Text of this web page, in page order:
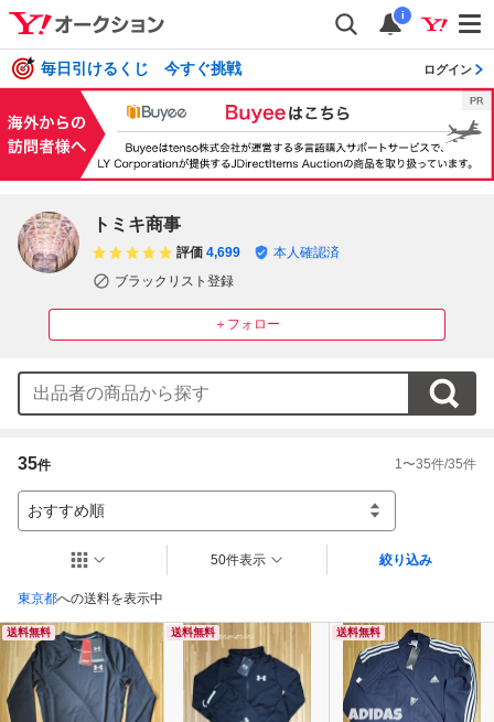
i
毎日引けるくじ 今すぐ挑戦 ログイン
トミキ商事
＋フォロー
評価 4,699
本人確認済
ブラックリスト登録
35件 1 〜35件/35件
おすすめ順
東京都への送料を表示中
50件表示 絞り込み
送料無料 送料無料 送料無料